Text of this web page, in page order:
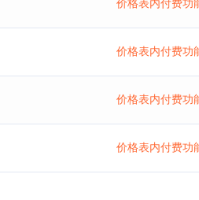
价格表内付费功
价格表内付费功
价格表内付费功
价格表内付费功